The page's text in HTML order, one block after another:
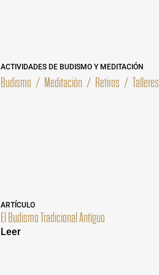
ACTIVIDADES DE BUDISMO Y MEDITACIÓN
Budismo / Meditación / Retiros / Talleres
ARTÍCULO
El Budismo Tradicional Antíguo
Leer